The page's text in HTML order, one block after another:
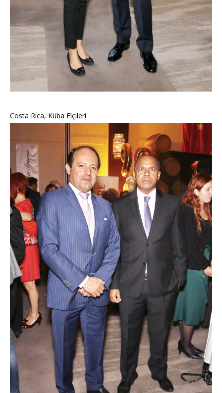
Costa Rica, Küba Elçileri